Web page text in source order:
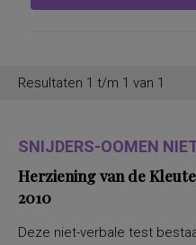
Resultaten 1 t/m 1 van 1
SNIJDERS-OOMEN
Herziening van de
2010
Deze niet-verbale test